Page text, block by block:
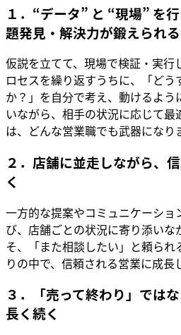
１．“データ” と “現場” を
題発見・解決力が鍛えられる
仮説を立てて、現場で検証・実
ロセスを繰り返すうちに、「どう
か？」を自分で考え、動けるよう
いながら、相手の状況に応じて
は、どんな営業職でも武器になり
２．店舗に並走しながら、
く
一方的な提案やコミュニケーシ
び、店舗ごとの状況に寄り添いな
そ、「また相談したい」と頼られ
りの中で、信頼される営業に成長
３．「売って終わり」では
長く続く